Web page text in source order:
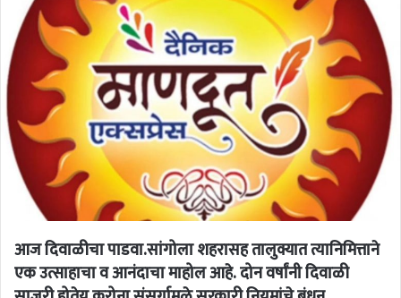
आज दिवाळीचा पाडवा.सांगोला शहरासह तालुक्यात त्यानिमित्ताने
एक उत्साहाचा व आनंदाचा माहोल आहे. दोन वर्षांनी दिवाळी